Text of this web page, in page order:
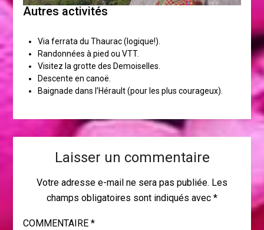
Autres activités
Via ferrata du Thaurac (logique!).
Randonnées à pied ou VTT.
Visitez la grotte des Demoiselles.
Descente en canoë.
Baignade dans l’Hérault (pour les plus courageux).
Laisser un commentaire
Votre adresse e-mail ne sera pas publiée. Les
champs obligatoires sont indiqués avec *
COMMENTAIRE *